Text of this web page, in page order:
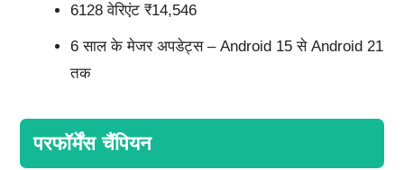
6128 वेरिएंट ₹14,546
6 साल के मेजर अपडेट्स – Android 15 से Android 21
तक
परफॉर्मेंस चैंपियन